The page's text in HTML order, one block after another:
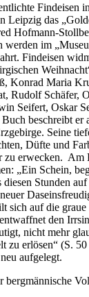
Findeisen
Leipzig das
Hofmann-
werden im
Findeisen
Konrad Maria
Rudolf Schäfer,
Seifert, Oskar
beschreibt
Seine
Düfte und
zu erwecken. Am
„Ein Schein,
Stunden
sich auf die
den
nicht mehr
zu erlösen“ (S.
aufgelegt.